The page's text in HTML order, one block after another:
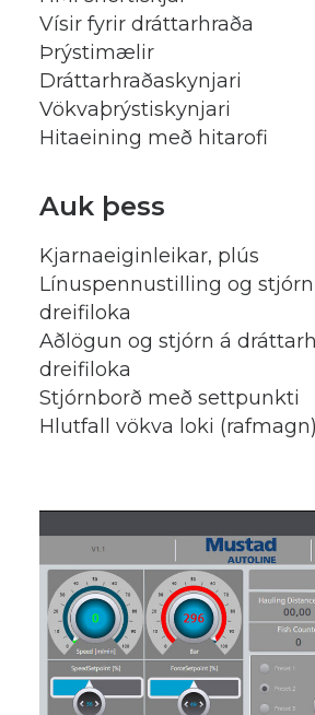
Vísir fyrir dráttarhraða
Þrýstimælir
Dráttarhraðaskynjari
Vökvaþrýstiskynjari
Hitaeining með hitarofi
Auk þess
Kjarnaeiginleikar, plús
Línuspennustilling og
dreifiloka
Aðlögun og stjórn á
dreifiloka
Stjórnborð með settpunkti
Hlutfall vökva loki (rafmagn)